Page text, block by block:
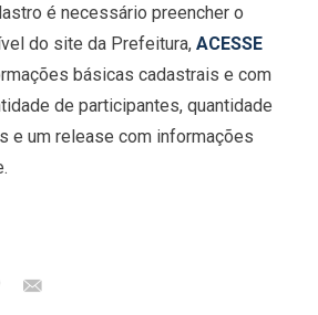
é necessário preencher o
do site da Prefeitura, ACESSE
básicas cadastrais e com
de participantes, quantidade
e um release com informações